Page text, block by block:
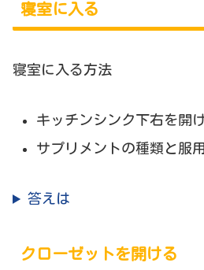
寝室に入る
寝室に入る方法
キッチンシンク下右を開
サプリメントの種類と服
答えは
クローゼットを開ける